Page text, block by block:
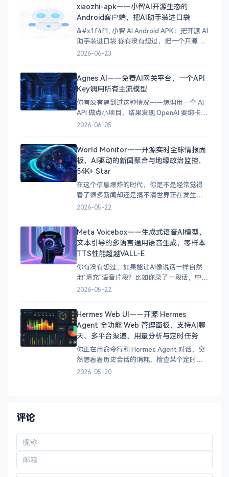
于政企单位来说，这个问题更突出——内部
培训考试、安全知识竞赛、各类资质考试，
都需要大量且
xiaozhi-apk——小智AI开源生态的
Android客户端，把AI助手装进口袋
&#x1f4f1; 小智 AI Android APK：把开源 AI
助手装进口袋 你有没有想过，把一个开源的
AI 语音助手随时带在身边，不用依赖任何商
官方 Android 客户端，让你用手机就能接入
2026-06-23
Agnes AI——免费AI网关平台，一个API
Key调用所有主流模型
你有没有遇到过这种情况——想调用一个 AI
API 做点小项目，结果发现 OpenAI 要绑卡、
Claude 要排队、各种平台注册流程一个比一
间。 今天给大家介绍一个 Agnes AI，它是
Sapiens AI
2026-06-05
World Monitor——开源实时全球情报面
板，AI驱动的新闻聚合与地缘政治监控，
54K+ Star
在这个信息爆炸的时代，你是不是经常觉得
看了很多新闻却还是搞不清世界正在发生什
么？&#x1f30d; 军事动向、经济数据、自然
不可能的事。如果你需要一个一站式全球态
势感知面板，那么今天要介绍的 World
Monitor 绝对是
2026-05-22
Meta Voicebox——生成式语音AI模型，
文本引导的多语言通用语音生成，零样本
TTS性能超越VALL-E
你有没有想过，如果能让AI像说话一样自然
地"填充"语音片段？比如你录了一段话，中间
说错了，AI能自动帮你重录那部分，而且听
&#x1f914; 2023年，Meta 发布了
Voicebox——第一个大规模、文本引导的生
成式语音模
2026-05-22
Hermes Web UI——开源 Hermes
Agent 全功能 Web 管理面板，支持AI聊
天、多平台渠道、用量分析与定时任务
你正在用命令行和 Hermes Agent 对话，突
然想看看历史会话的消耗、检查某个定时任
务的状态，或者给 Telegram/Discord 渠道换
2026-05-20
评论